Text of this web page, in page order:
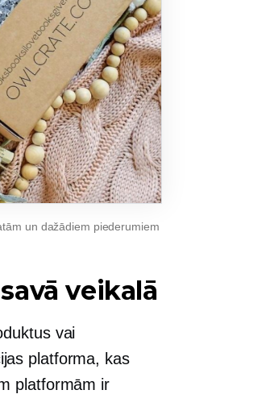
un dažādiem piederumiem
veikalā
vai
platforma, kas
platformām ir